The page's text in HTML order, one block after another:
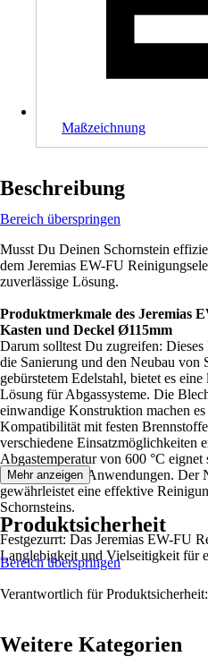
Maßzeichnung
Beschreibung
Bereich überspringen
Musst Du Deinen Schornstein
dem Jeremias EW-FU
zuverlässige Lösung.
Produktmerkmale des Jeremias
Kasten und Deckel Ø115mm
Darum solltest Du zugreifen:
die Sanierung und den Neubau von
gebürstetem Edelstahl, bietet es
Lösung für Abgassysteme. Die
einwandige Konstruktion machen
Kompatibilität mit festen
verschiedene Einsatzmöglichkeiten
Abgastemperatur von 600 °C
anspruchsvolle Anwendungen. Der
gewährleistet eine effektive
Schornsteins.
Festgezurrt: Das Jeremias EW-FU
Langlebigkeit und Vielseitigkeit für
Mehr anzeigen
Produktsicherheit
Bereich überspringen
Verantwortlich für Produktsicherheit:
Weitere Kategorien